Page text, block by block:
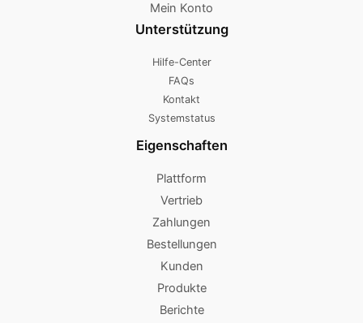
Mein Konto
Unterstützung
Hilfe-Center
FAQs
Kontakt
Systemstatus
Eigenschaften
Plattform
Vertrieb
Zahlungen
Bestellungen
Kunden
Produkte
Berichte